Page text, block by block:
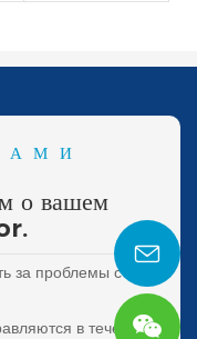
о вашем
за проблемы с
в течение